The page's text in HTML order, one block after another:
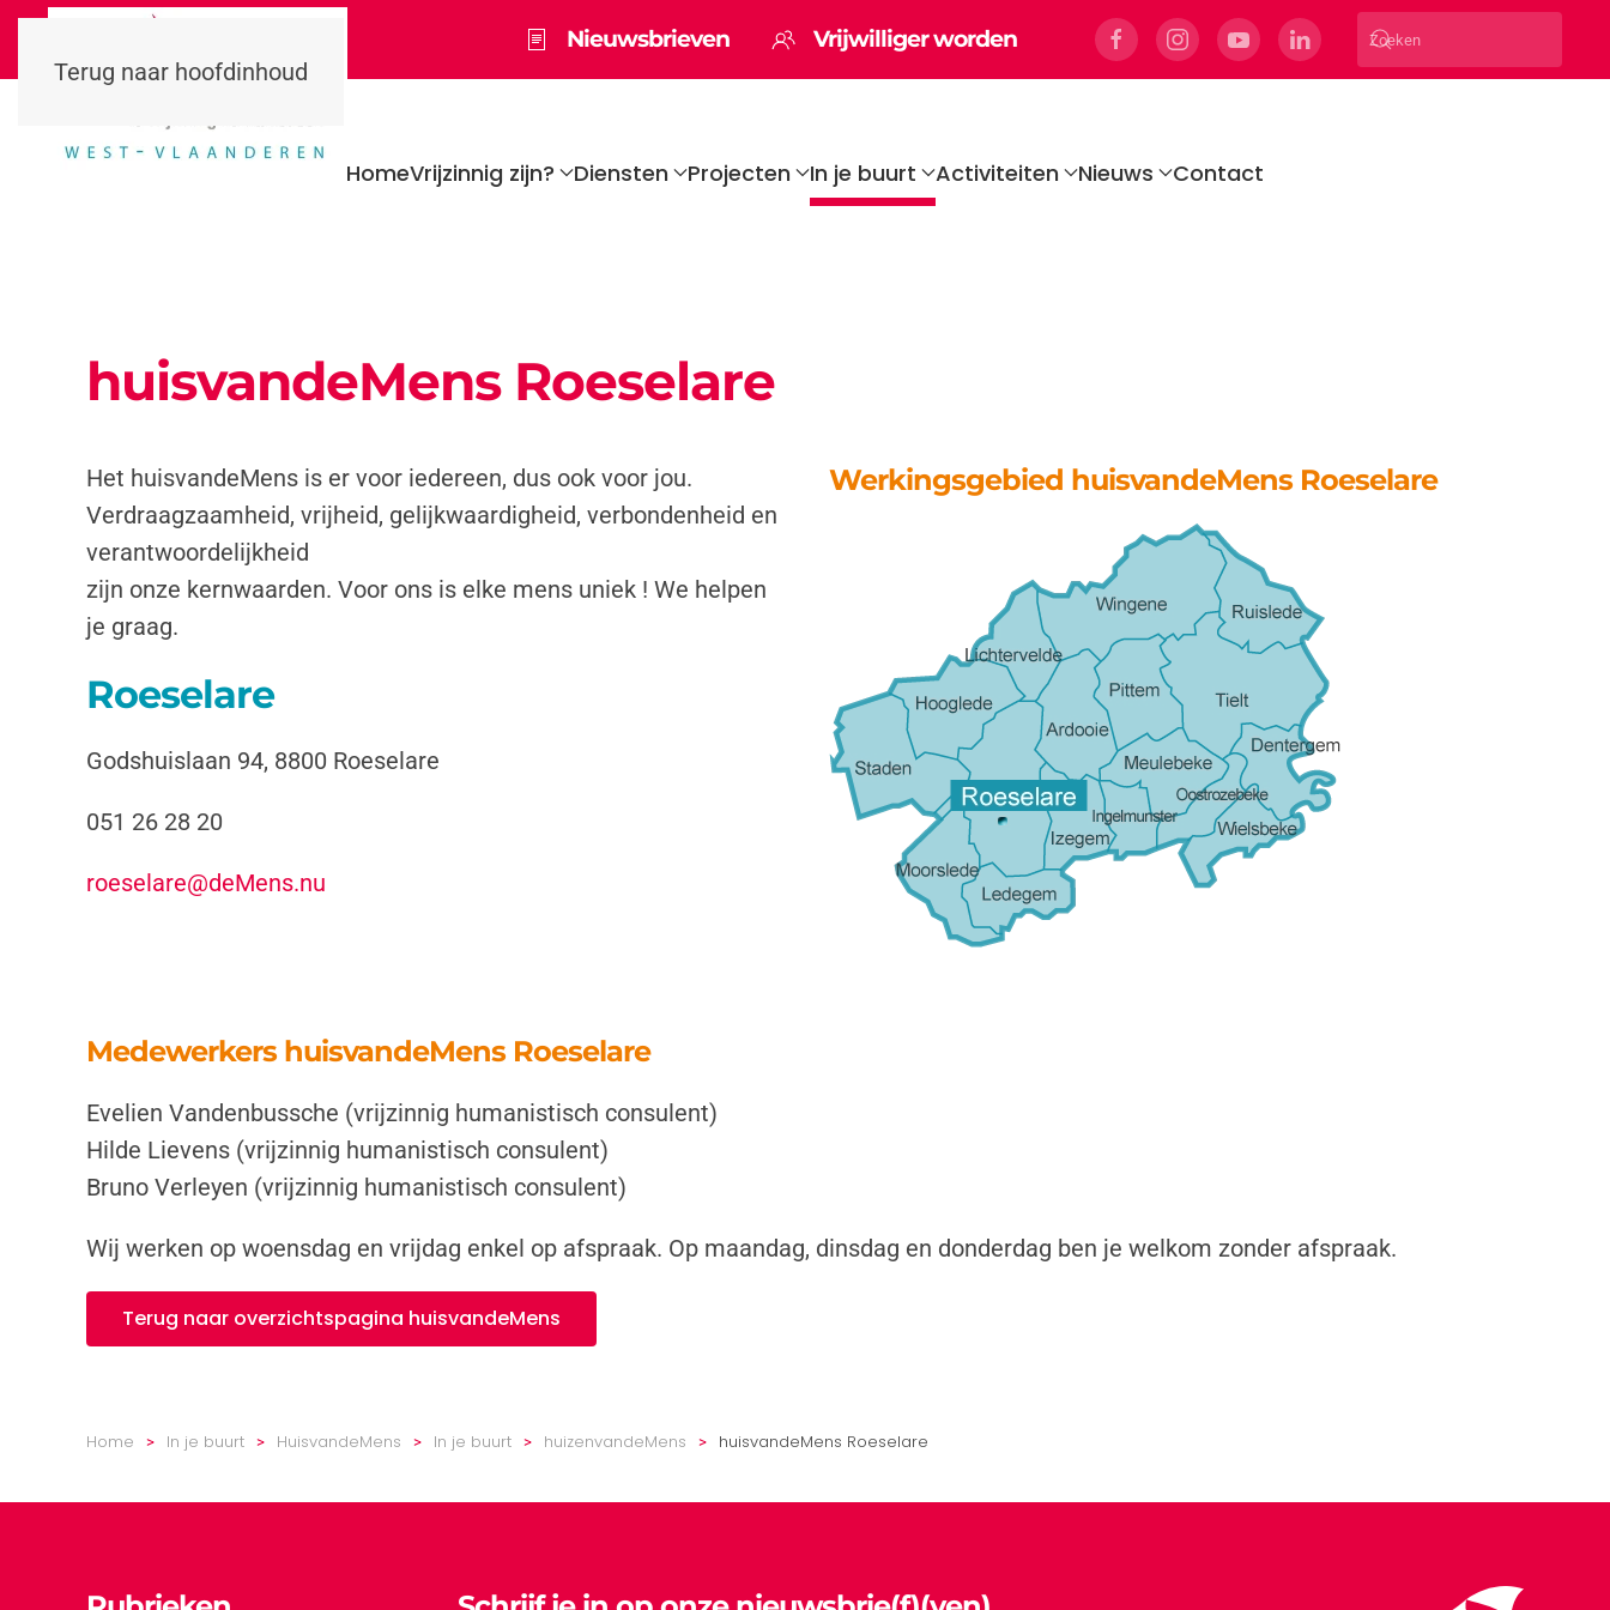
Terug naar hoofdinhoud
Nieuwsbrieven Vrijwilliger worden
HomeVrijzinnig zijn? Diensten Projecten In je buurt Activiteiten Nieuws Contact
huisvandeMens Roeselare
Het huisvandeMens is er voor iedereen, dus ook voor jou.
Verdraagzaamheid, vrijheid, gelijkwaardigheid, verbondenheid en
verantwoordelijkheid
zijn onze kernwaarden. Voor ons is elke mens uniek ! We helpen
je graag.
Roeselare
Godshuislaan 94, 8800 Roeselare
051 26 28 20
roeselare@deMens.nu
Werkingsgebied huisvandeMens Roeselare
Medewerkers huisvandeMens Roeselare
Evelien Vandenbussche (vrijzinnig humanistisch consulent)
Hilde Lievens (vrijzinnig humanistisch consulent)
Bruno Verleyen (vrijzinnig humanistisch consulent)
Wij werken op woensdag en vrijdag enkel op afspraak. Op maandag, dinsdag en donderdag ben je welkom zonder afspraak.
Terug naar overzichtspagina huisvandeMens
Home In je buurt HuisvandeMens In je buurt huizenvandeMens huisvandeMens Roeselare